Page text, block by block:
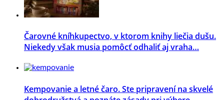
Čarovné kníhkupectvo, v ktorom knihy liečia dušu.
Niekedy však musia pomôcť odhaliť aj vraha…
Kempovanie a letné čaro. Ste pripravení na skvelé